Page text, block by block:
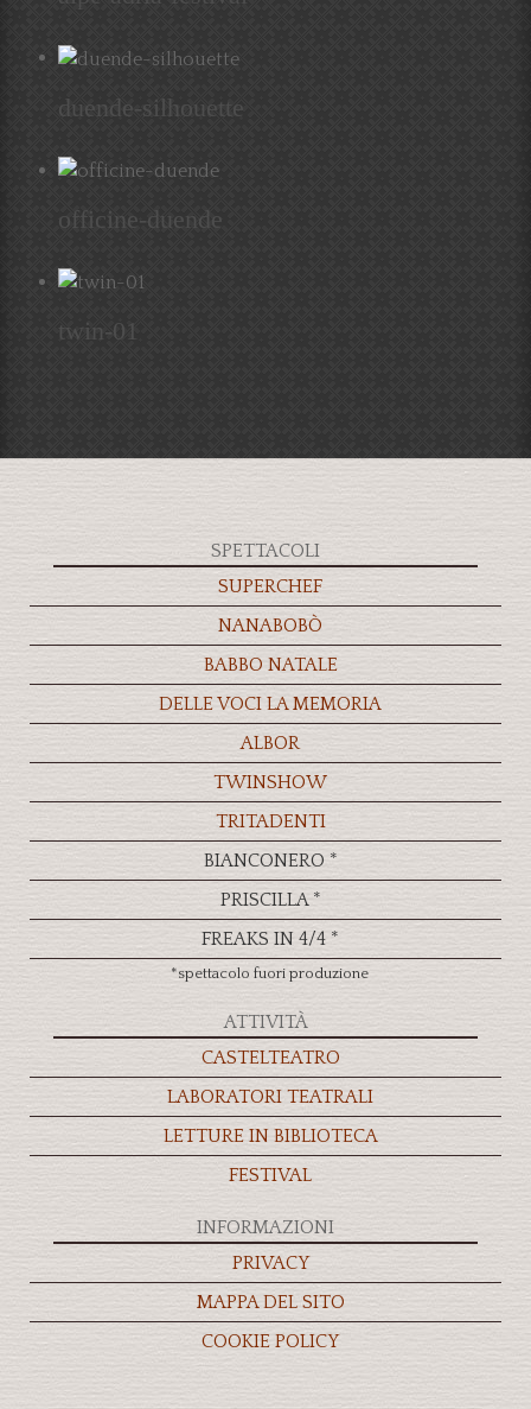
duende-silhouette
officine-duende
twin-01
SPETTACOLI
SUPERCHEF
NANABOBÒ
BABBO NATALE
DELLE VOCI LA MEMORIA
ALBOR
TWINSHOW
TRITADENTI
BIANCONERO *
PRISCILLA *
FREAKS IN 4/4 *
*spettacolo fuori produzione
ATTIVITÀ
CASTELTEATRO
LABORATORI TEATRALI
LETTURE IN BIBLIOTECA
FESTIVAL
INFORMAZIONI
PRIVACY
MAPPA DEL SITO
COOKIE POLICY